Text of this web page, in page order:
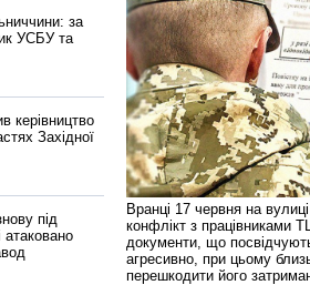
за
УСБУ та
керівництво
Західної
під
Вранці 17 червня на
конфлікт з працівниками
документи, що
агресивно, при цьому
перешкодити його